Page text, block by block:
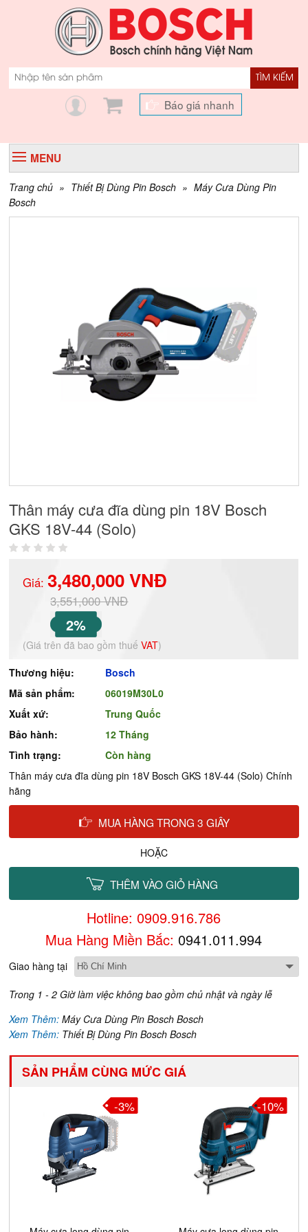
TÌM KIẾM
Báo giá nhanh
MENU
Trang chủ » Thiết Bị Dùng Pin Bosch » Máy Cưa Dùng Pin
Bosch
Thân máy cưa đĩa dùng pin 18V Bosch
GKS 18V-44 (Solo)
Giá:3,480,000 VNĐ
3,551,000 VNĐ
2%
(Giá trên đã bao gồm thuếVAT)
Thương hiệu:
Bosch
Mã sản phẩm:
06019M30L0
Xuất xứ:
Trung Quốc
Bảo hành:
12 Tháng
Tình trạng:
Còn hàng
Thân máy cưa đĩa dùng pin 18V Bosch GKS 18V-44 (Solo) Chính
hãng
MUA HÀNG TRONG 3 GIÂY
HOẶC
THÊM VÀO GIỎ HÀNG
Hotline: 0909.916.786
Mua Hàng Miền Bắc: 0941.011.994
Giao hàng tại
Trong 1 - 2 Giờ làm việc không bao gồm chủ nhật và ngày lễ
Xem Thêm:Máy Cưa Dùng Pin Bosch Bosch
Xem Thêm: Thiết Bị Dùng Pin Bosch Bosch
SẢN PHẨM CÙNG MỨC GIÁ
-3% -10%